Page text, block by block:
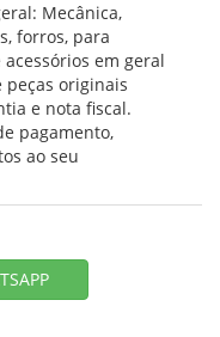
Mecânica,
forros, para
em geral
originais
e nota fiscal.
pagamento,
ao seu